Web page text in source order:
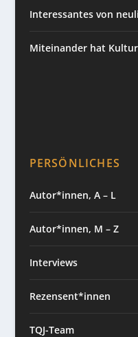
Interessantes von
Miteinander hat Kultur
PERSÖNLICHES
Autor*innen, A – L
Autor*innen, M – Z
Interviews
Rezensent*innen
TQJ-Team